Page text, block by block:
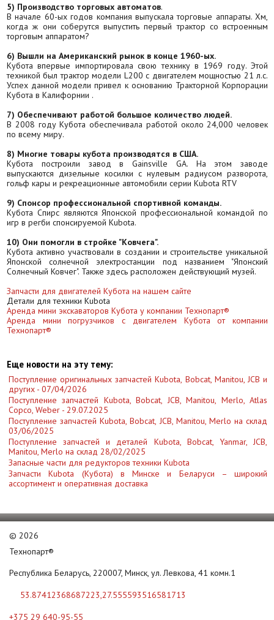
5) Производство торговых автоматов.
В начале 60-ых годов компания выпускала торговые аппараты. Хм,
когда ж они соберутся выпустить первый трактор со встроенным
торговым аппаратом?
6) Вышли на Американский рынок в конце 1960-ых.
Кубота впервые импортировала свою технику в 1969 году. Этой
техникой был трактор модели L200 c двигателем мощностью 21 л.с.
Успех данной модели привел к основанию Тракторной Корпорации
Кубота в Калифорнии .
7) Обеспечивают работой большое количество людей.
В 2008 году Кубота обеспечивала работой около 24,000 человек
по всему миру.
8) Многие товары кубота производятся в США.
Кубота построили завод в Gainsville GA. На этом заводе
выпускаются дизельные косилки с нулевым радиусом разворота,
гольф кары и рекреационные автомобили серии Kubota RTV
9) Спонсор профессиональной спортивной команды.
Кубота Спирс являются Японской профессиональной командой по
игр в регби спонсируемой Kubota.
10) Они помогли в стройке "Ковчега".
Кубота активно участвовали в создании и строительстве уникальной
Японской солнечной электростанции под названием "Японский
Солнечный Ковчег". Также здесь расположен действующий музей.
Запчасти для двигателей Кубота на нашем сайте
Детали для техники Kubota
Аренда мини экскаваторов Кубота у компании Технопарт®
Аренда мини погрузчиков с двигателем Кубота от компании
Технопарт®
Еще новости на эту тему:
Поступление оригинальных запчастей Kubota, Bobcat, Manitou, JCB и
других - 07/04/2026
Поступление запчастей Kubota, Bobcat, JCB, Manitou, Merlo, Atlas
Copco, Weber - 29.07.2025
Поступление запчастей Kubota, Bobcat, JCB, Manitou, Merlo на склад
03/06/2025
Поступление запчастей и деталей Kubota, Bobcat, Yanmar, JCB,
Manitou, Merlo на склад 28/02/2025
Запасные части для редукторов техники Kubota
Запчасти Kubota (Кубота) в Минске и Беларуси – широкий
ассортимент и оперативная доставка
© 2026
Технопарт®
Республика Беларусь, 220007, Минск, ул. Левкова, 41 комн.1
53.87412368687223,27.555593516581713
+375 29 640-95-55